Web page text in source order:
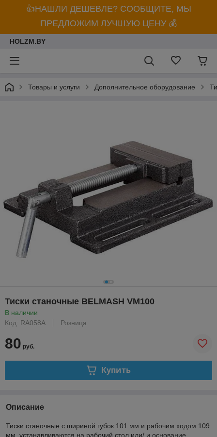
👍НАШЛИ ДЕШЕВЛЕ? СООБЩИТЕ, МЫ
ПРЕДЛОЖИМ ЛУЧШУЮ ЦЕНУ 💰
HOLZM.BY
Товары и услуги Дополнительное оборудование
Тиски станочные BELMASH VM100
В наличии
Код: RA058A
Розница
80 руб.
Купить
Описание
Тиски станочные с шириной губок 101 мм и рабочим ходом 109
мм, устанавливаются на рабочий стол или/ и основание